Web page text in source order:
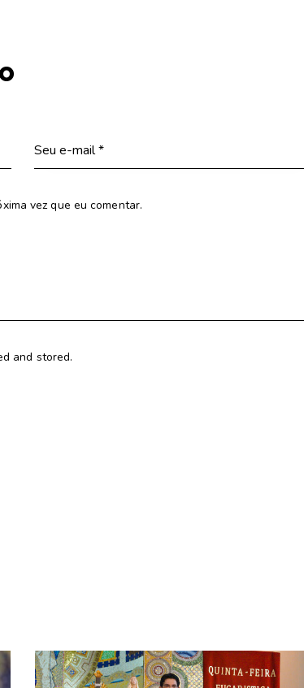
vez que eu comentar.
and stored.